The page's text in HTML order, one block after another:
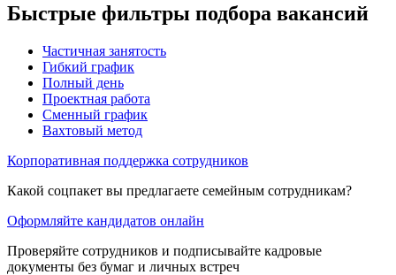
Быстрые фильтры подбора вакансий
Частичная занятость
Гибкий график
Полный день
Проектная работа
Сменный график
Вахтовый метод
Корпоративная поддержка сотрудников
Какой соцпакет вы предлагаете семейным сотрудникам?
Оформляйте кандидатов онлайн
Проверяйте сотрудников и подписывайте кадровые
документы без бумаг и личных встреч